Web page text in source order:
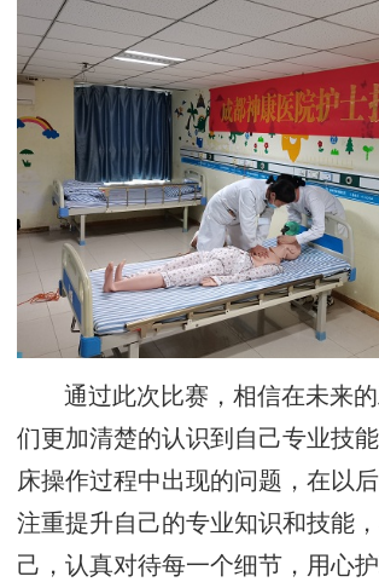
通过此次比赛，相信在未来
们更加清楚的认识到自己专业技
床操作过程中出现的问题，在以
注重提升自己的专业知识和技能
己，认真对待每一个细节，用心